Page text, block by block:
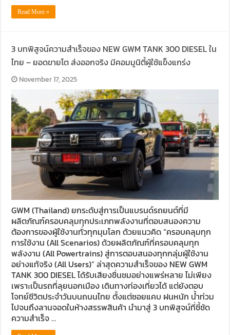
Read More »
3 บทพิสูจน์ความสำเร็จของ NEW GWM TANK 300 DIESEL ใน
ไทย – ยอดขายโต ส่งออกจริง มีคอมมูนิตี้ผู้ใช้แข็งแกร่ง
November 17, 2025
GWM (Thailand) ยกระดับสู่การเป็นแบรนด์รถยนต์ที่มี
ผลิตภัณฑ์ครอบคลุมทุกประเภทพลังงานที่ตอบสนองความ
ต้องการของผู้ใช้งานทั่วทุกมุมโลก ด้วยแนวคิด “ครอบคลุมทุก
การใช้งาน (All Scenarios) ด้วยผลิตภัณฑ์ที่ครอบคลุมทุก
พลังงาน (All Powertrains) สู่การตอบสนองทุกกลุ่มผู้ใช้งาน
อย่างแท้จริง (All Users)” ล่าสุดความสำเร็จของ NEW GWM
TANK 300 DIESEL ได้รับเสียงชื่นชมอย่างแพร่หลาย ไม่เพียง
เพราะเป็นรถที่ลุยนอกเมือง เดินทางท่องเที่ยวได้ แต่ยังตอบ
โจทย์ชีวิตประจำวันบนถนนไทย ตั้งแต่ซอยแคบ ฝนหนัก น้ำท่วม
ไปจนถึงลานจอดในห้างสรรพสินค้า นำมาสู่ 3 บทพิสูจน์ที่ชี้ชัด
ความสำเร็จ …